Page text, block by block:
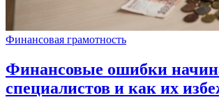
Финансовая грамотность
Финансовые ошибки
специалистов и как их